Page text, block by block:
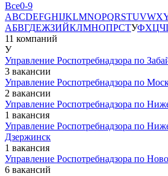
Все0-9
ABCDEFGHIJKLMNOPQRSTUVWX
АБВГДЕЖЗИЙКЛМНОПРСТУФХЦЧ
11 компаний
У
Управление Роспотребнадзора по
3 вакансии
Управление Роспотребнадзора по
2 вакансии
Управление Роспотребнадзора по
1 вакансия
Управление Роспотребнадзора по
Дзержинск
1 вакансия
Управление Роспотребнадзора по
6 вакансий